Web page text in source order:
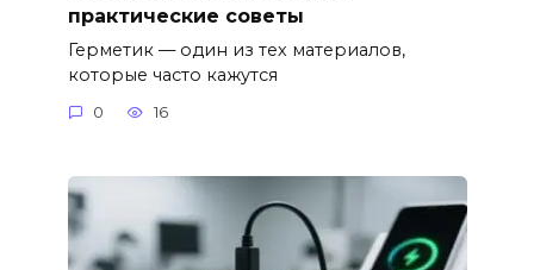
практические советы
Герметик — один из тех материалов,
которые часто кажутся
0 16